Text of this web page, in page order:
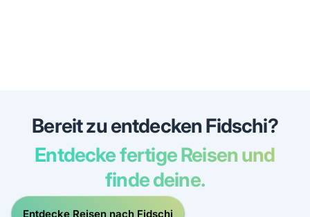
Bereit zu entdecken Fidschi?
Entdecke fertige Reisen und
finde deine.
Entdecke Reisen nach Fidschi